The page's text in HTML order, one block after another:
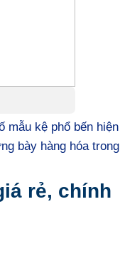
mẫu kệ phổ bến hiện
bày hàng hóa trong
rẻ, chính